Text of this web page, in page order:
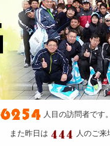
人目の訪問者です。
また昨日は 人のご来